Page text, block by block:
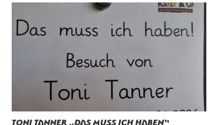
Toni Tanner „Das muss ich haben“